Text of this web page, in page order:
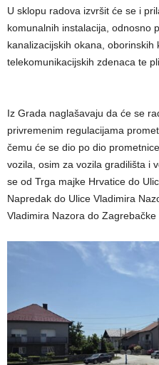
U sklopu radova izvršit će se i
komunalnih instalacija, odnosno
kanalizacijskih okana, oborinskih
telekomunikacijskih zdenaca te
Iz Grada naglašavaju da će se
privremenim regulacijama
čemu će se dio po dio
vozila, osim za vozila gradilišta i
se od Trga majke Hrvatice do
Napredak do Ulice Vladimira
Vladimira Nazora do Zagrebačke